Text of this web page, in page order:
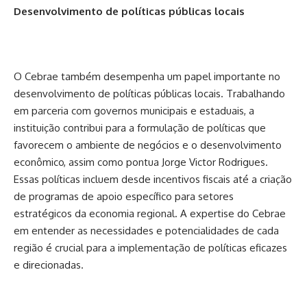
Desenvolvimento de políticas públicas locais
O Cebrae também desempenha um papel importante no
desenvolvimento de políticas públicas locais. Trabalhando
em parceria com governos municipais e estaduais, a
instituição contribui para a formulação de políticas que
favorecem o ambiente de negócios e o desenvolvimento
econômico, assim como pontua Jorge Victor Rodrigues.
Essas políticas incluem desde incentivos fiscais até a criação
de programas de apoio específico para setores
estratégicos da economia regional. A expertise do Cebrae
em entender as necessidades e potencialidades de cada
região é crucial para a implementação de políticas eficazes
e direcionadas.